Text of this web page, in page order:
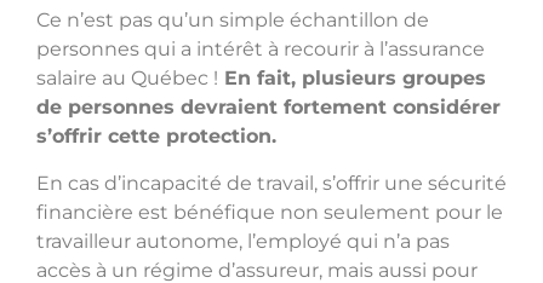
Ce n’est pas qu’un simple échantillon de
personnes qui a intérêt à recourir à l’assurance
salaire au Québec ! En fait, plusieurs groupes
de personnes devraient fortement considérer
s’offrir cette protection.
En cas d’incapacité de travail, s’offrir une sécurité
financière est bénéfique non seulement pour le
travailleur autonome, l’employé qui n’a pas
accès à un régime d’assureur, mais aussi pour